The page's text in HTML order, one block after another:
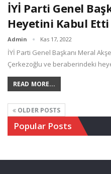
İYİ Parti Genel
Heyetini Kabul Etti
Admin Kas 17, 2022
İYİ Parti Genel Başkanı Meral
Çerkezoğlu ve beraberindeki
READ MORE...
OLDER POSTS
Popular Posts